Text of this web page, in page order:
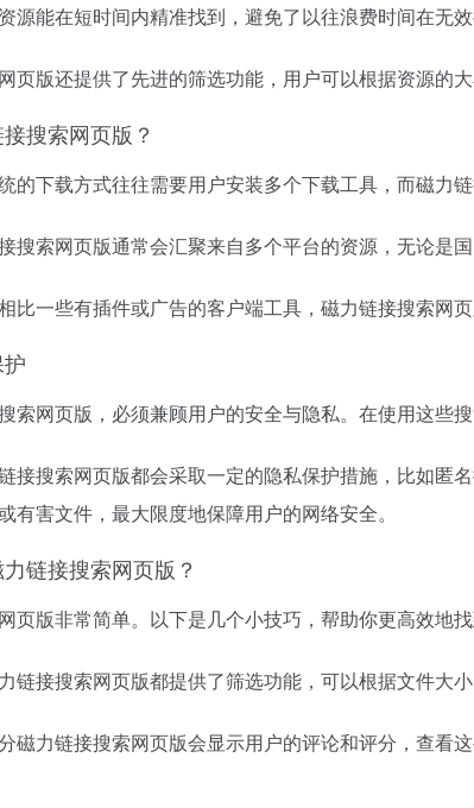
源能在短时间内精准找到，避免了以往浪费时间在无效
页版还提供了先进的筛选功能，用户可以根据资源的
搜索网页版？
的下载方式往往需要用户安装多个下载工具，而磁力
搜索网页版通常会汇聚来自多个平台的资源，无论是
比一些有插件或广告的客户端工具，磁力链接搜索网
索网页版，必须兼顾用户的安全与隐私。在使用这些
接搜索网页版都会采取一定的隐私保护措施，比如匿
有害文件，最大限度地保障用户的网络安全。
链接搜索网页版？
页版非常简单。以下是几个小技巧，帮助你更高效地找
链接搜索网页版都提供了筛选功能，可以根据文件大
磁力链接搜索网页版会显示用户的评论和评分，查看